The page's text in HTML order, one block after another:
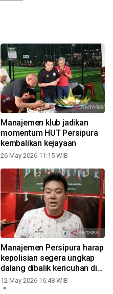
Manajemen klub jadikan
momentum HUT Persipura
kembalikan kejayaan
26 May 2026 11:15 WIB
Manajemen Persipura harap
kepolisian segera ungkap
dalang dibalik kericuhan di
Stadion Lukas Enembe
12 May 2026 16:48 WIB